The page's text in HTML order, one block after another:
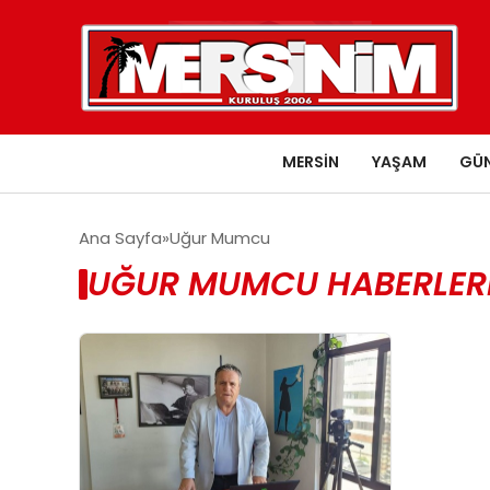
MERSIN YAŞAM
Ana Sayfa Uğur Mumcu
UĞUR MUMCU